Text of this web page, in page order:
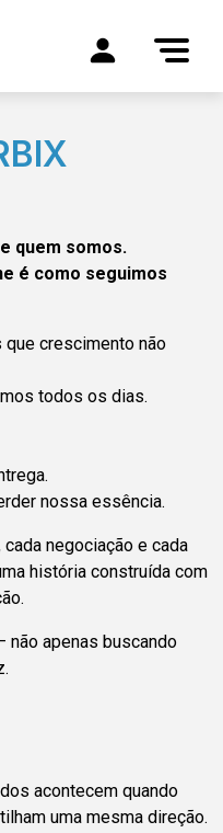
quem somos.
é como seguimos
que crescimento não
todos os dias.
nossa essência.
negociação e cada
história construída com
não apenas buscando
acontecem quando
uma mesma direção.